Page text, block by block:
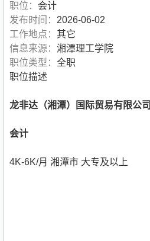
职位： 会计
发布时间： 2026-06-02
工作地点： 其它
信息来源： 湘潭理工学院
职位类型： 全职
职位描述
龙非达（湘潭）国际贸易有限公司
会计
4K-6K/月 湘潭市 大专及以上